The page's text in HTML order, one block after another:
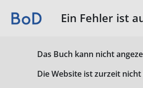
Ein Fehler ist
Das Buch kann nicht
Die Website ist zurzeit